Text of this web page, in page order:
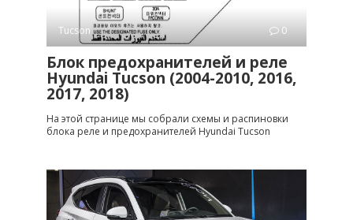
Tucson 0
Блок предохранителей и реле
Hyundai Tucson (2004-2010, 2016,
2017, 2018)
На этой странице мы собрали схемы и распиновки
блока реле и предохранителей Hyundai Tucson